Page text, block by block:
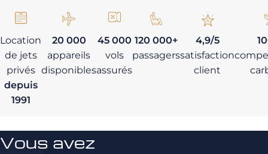
Location
de jets
privés
depuis
1991
20 000
appareils
disponibles
45 000
vols
assurés
120 000+
passagers
4,9/5
satisfaction
client
Vous avez